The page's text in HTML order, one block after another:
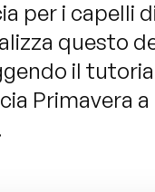
per i capelli
questo
il
Primavera a